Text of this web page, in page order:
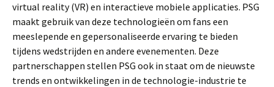
virtual reality (VR) en interactieve mobiele applicaties. PSG
maakt gebruik van deze technologieën om fans een
meeslepende en gepersonaliseerde ervaring te bieden
tijdens wedstrijden en andere evenementen. Deze
partnerschappen stellen PSG ook in staat om de nieuwste
trends en ontwikkelingen in de technologie-industrie te